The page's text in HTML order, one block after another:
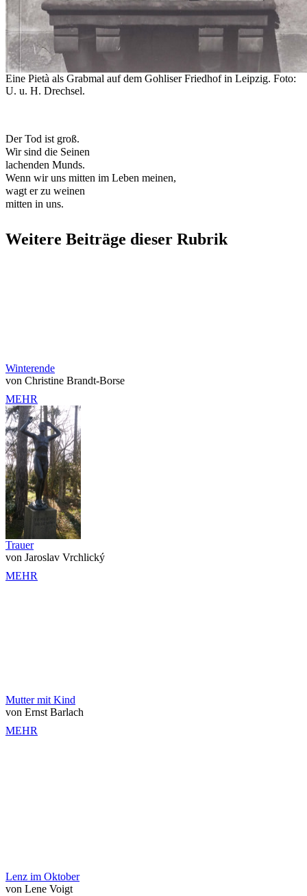
Eine Pietà als Grabmal auf dem Gohliser Friedhof in Leipzig. Foto:
U. u. H. Drechsel.
Der Tod ist groß.
Wir sind die Seinen
lachenden Munds.
Wenn wir uns mitten im Leben meinen,
wagt er zu weinen
mitten in uns.
Weitere Beiträge dieser Rubrik
Winterende
von Christine Brandt-Borse
MEHR
Trauer
von Jaroslav Vrchlický
MEHR
Mutter mit Kind
von Ernst Barlach
MEHR
Lenz im Oktober
von Lene Voigt